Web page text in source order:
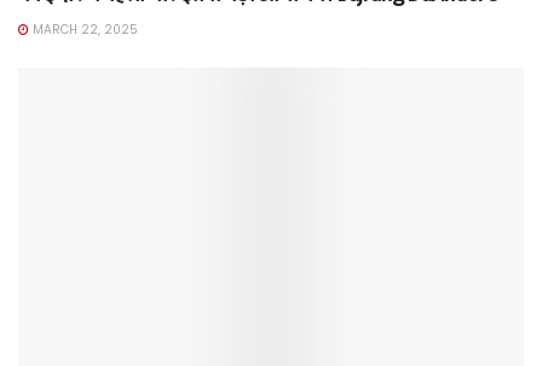
MARCH 22, 2025